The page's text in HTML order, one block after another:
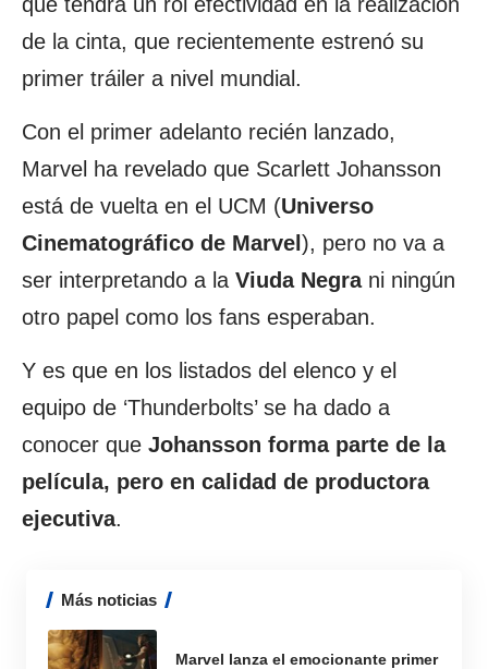
de la cinta, que recientemente estrenó su
primer tráiler a nivel mundial.
Con el primer adelanto recién lanzado,
Marvel ha revelado que Scarlett Johansson
está de vuelta en el UCM (Universo
Cinematográfico de Marvel ), pero no va a
ser interpretando a la Viuda Negrani ningún
otro papel como los fans esperaban.
Y es que en los listados del elenco y el
equipo de ‘Thunderbolts’ se ha dado a
conocer que Johansson forma parte de la
película, pero en calidad de productora
ejecutiva.
Más noticias
Marvel lanza el emocionante primer